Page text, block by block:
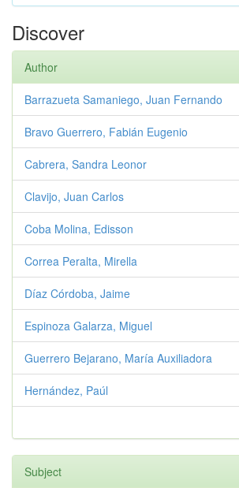
Discover
Author
Barrazueta Samaniego, Juan Fernando
Bravo Guerrero, Fabián Eugenio
Cabrera, Sandra Leonor
Clavijo, Juan Carlos
Coba Molina, Edisson
Correa Peralta, Mirella
Díaz Córdoba, Jaime
Espinoza Galarza, Miguel
Guerrero Bejarano, María Auxiliadora
Hernández, Paúl
Subject